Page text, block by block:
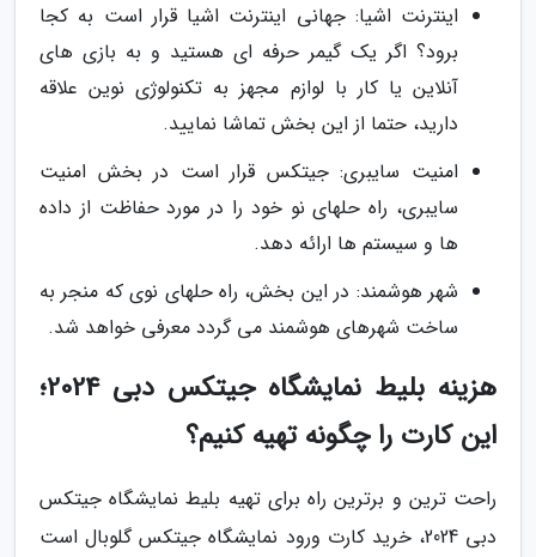
اینترنت اشیا: جهانی اینترنت اشیا قرار است به کجا
برود؟ اگر یک گیمر حرفه ای هستید و به بازی های
آنلاین یا کار با لوازم مجهز به تکنولوژی نوین علاقه
دارید، حتما از این بخش تماشا نمایید.
امنیت سایبری: جیتکس قرار است در بخش امنیت
سایبری، راه حلهای نو خود را در مورد حفاظت از داده
ها و سیستم ها ارائه دهد.
شهر هوشمند: در این بخش، راه حلهای نوی که منجر به
ساخت شهرهای هوشمند می گردد معرفی خواهد شد.
هزینه بلیط نمایشگاه جیتکس دبی 2024؛
این کارت را چگونه تهیه کنیم؟
راحت ترین و برترین راه برای تهیه بلیط نمایشگاه جیتکس
دبی 2024، خرید کارت ورود نمایشگاه جیتکس گلوبال است